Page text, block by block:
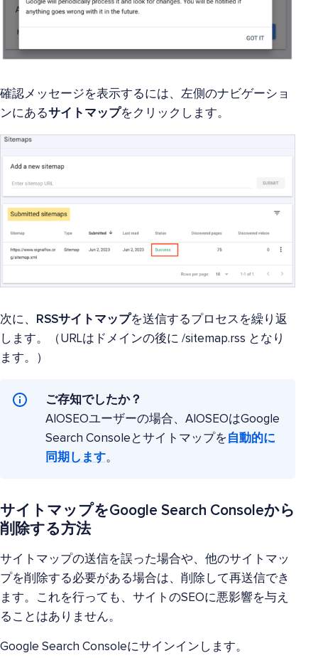
確認メッセージを表示するには、左側のナビゲーショ
ンにあるサイトマップをクリックします。
次に、 RSSサイトマップを送信するプロセスを繰り返
します。（URLはドメインの後に /sitemap.rss となり
ます。）
ご存知でしたか？
AIOSEOユーザーの場合、AIOSEOはGoogle
Search Consoleとサイトマップを 自動的に
同期します。
サイトマップをGoogle Search Consoleから
削除する方法
サイトマップの送信を誤った場合や、他のサイトマッ
プを削除する必要がある場合は、削除して再送信でき
ます。これを行っても、サイトのSEOに悪影響を与え
ることはありません。
Google Search Consoleにサインインします。